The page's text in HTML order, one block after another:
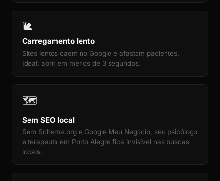
🐌
Carregamento lento
Sites lentos caem no Google e afastam pacientes.
Ideal: abrir em menos de 3 segundos.
🗺️
Sem SEO local
Sem Schema.org e Google Meu Negócio, seu psicólogo
e terapeuta em Porto Alegre fica invisível nas buscas
locais.